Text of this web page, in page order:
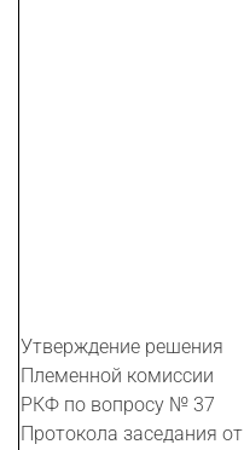
Утверждение решения
Племенной комиссии
РКФ по вопросу № 37
Протокола заседания от